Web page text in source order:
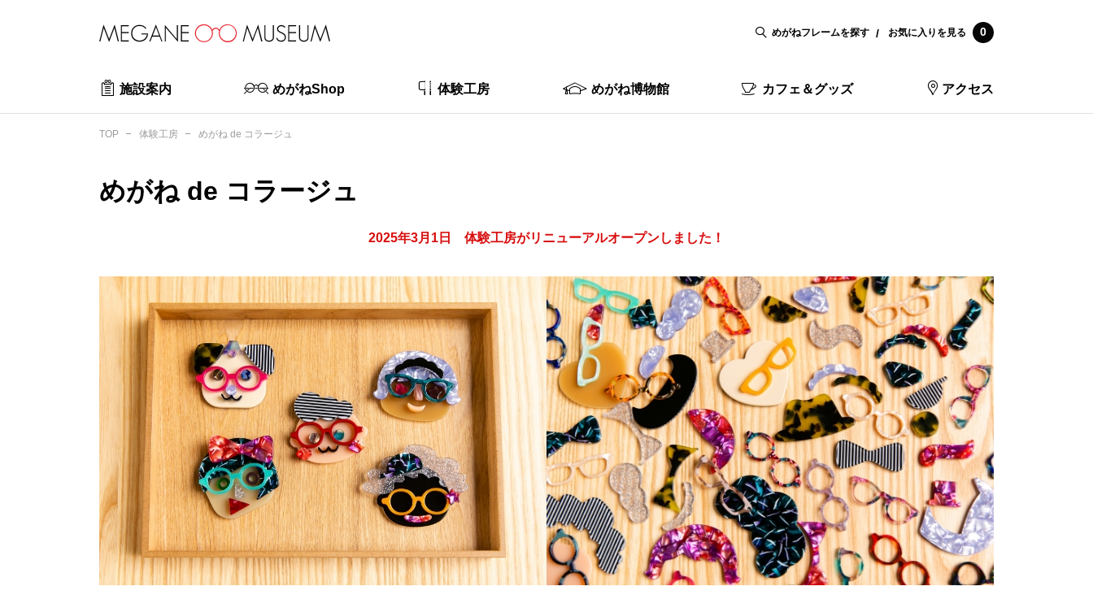
めがねフレームを探す お気に入りを見る 0
施設案内 めがねShop 体験工房 めがね博物館 カフェ＆グッズ アクセス
TOP 体験工房 めがね de コラージュ
めがね de コラージュ
2025年3月1日 体験工房がリニューアルオープンしました！